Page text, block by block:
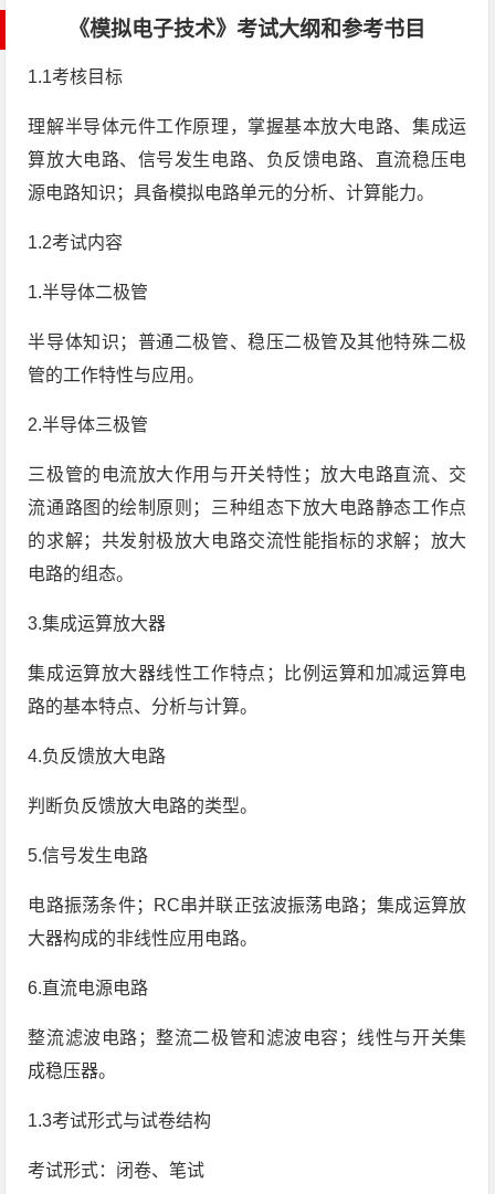
《模拟电子技术》考试大纲和参考书目
1.1考核目标
理解半导体元件工作原理，掌握基本放大电路、集成运
算放大电路、信号发生电路、负反馈电路、直流稳压电
源电路知识；具备模拟电路单元的分析、计算能力。
1.2考试内容
1.半导体二极管
半导体知识；普通二极管、稳压二极管及其他特殊二极
管的工作特性与应用。
2.半导体三极管
三极管的电流放大作用与开关特性；放大电路直流、交
流通路图的绘制原则；三种组态下放大电路静态工作点
的求解；共发射极放大电路交流性能指标的求解；放大
电路的组态。
3.集成运算放大器
集成运算放大器线性工作特点；比例运算和加减运算电
路的基本特点、分析与计算。
4.负反馈放大电路
判断负反馈放大电路的类型。
5.信号发生电路
电路振荡条件；RC串并联正弦波振荡电路；集成运算放
大器构成的非线性应用电路。
6.直流电源电路
整流滤波电路；整流二极管和滤波电容；线性与开关集
成稳压器。
1.3考试形式与试卷结构
考试形式：闭卷、笔试